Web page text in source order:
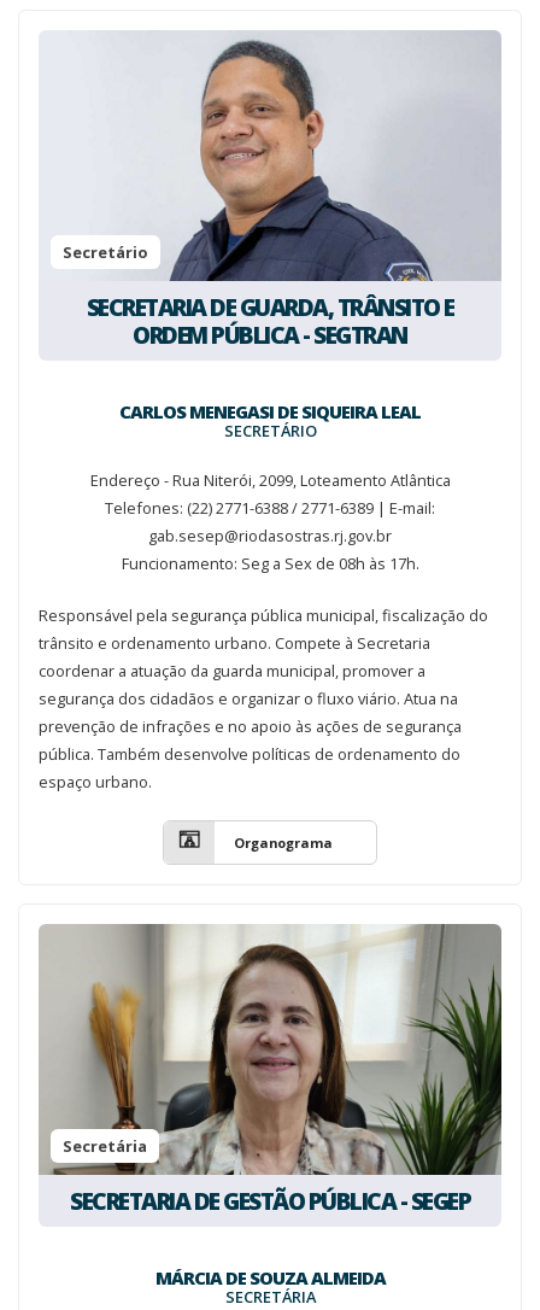
Secretário
SECRETARIA DE GUARDA, TRÂNSITO E
ORDEM PÚBLICA - SEGTRAN
CARLOS MENEGASI DE SIQUEIRA LEAL
SECRETÁRIO
Endereço - Rua Niterói, 2099, Loteamento Atlântica
Telefones: (22) 2771-6388 / 2771-6389 | E-mail:
gab.sesep@riodasostras.rj.gov.br
Funcionamento: Seg a Sex de 08h às 17h.
Responsável pela segurança pública municipal, fiscalização do
trânsito e ordenamento urbano. Compete à Secretaria
coordenar a atuação da guarda municipal, promover a
segurança dos cidadãos e organizar o fluxo viário. Atua na
prevenção de infrações e no apoio às ações de segurança
pública. Também desenvolve políticas de ordenamento do
espaço urbano.
Organograma
Secretária
SECRETARIA DE GESTÃO PÚBLICA - SEGEP
MÁRCIA DE SOUZA ALMEIDA
SECRETÁRIA